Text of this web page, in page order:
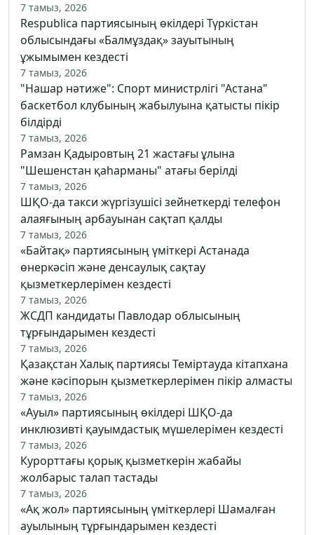
7 тамыз, 2026
Respublica партиясының өкілдері Түркістан
облысындағы «Балмұздақ» зауытының
ұжымымен кездесті
7 тамыз, 2026
"Нашар нәтиже": Спорт министрлігі "Астана"
баскетбол клубының жабылуына қатысты пікір
білдірді
7 тамыз, 2026
Рамзан Қадыровтың 21 жастағы ұлына
"Шешенстан қаһарманы" атағы берілді
7 тамыз, 2026
ШҚО-да такси жүргізушісі зейнеткерді телефон
алаяғының арбауынан сақтап қалды
7 тамыз, 2026
«Байтақ» партиясының үміткері Астанада
өнеркәсіп және денсаулық сақтау
қызметкерлерімен кездесті
7 тамыз, 2026
ЖСДП кандидаты Павлодар облысының
тұрғындарымен кездесті
7 тамыз, 2026
Қазақстан Халық партиясы Теміртауда кітапхана
және кәсіпорын қызметкерлерімен пікір алмасты
7 тамыз, 2026
«Ауыл» партиясының өкілдері ШҚО-да
инклюзивті қауымдастық мүшелерімен кездесті
7 тамыз, 2026
Курорттағы қорық қызметкерін жабайы
жолбарыс талап тастады
7 тамыз, 2026
«Ақ жол» партиясының үміткерлері Шамалған
ауылының тұрғындарымен кездесті